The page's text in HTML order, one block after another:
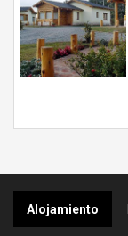
Alojamiento